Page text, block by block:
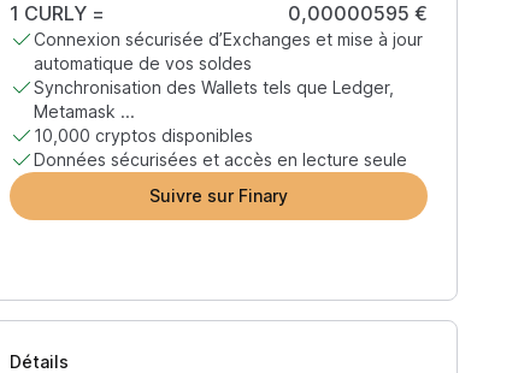
1 CURLY= 0,00000595 €
Connexion sécurisée d’Exchanges et mise à jour
automatique de vos soldes
Synchronisation des Wallets tels que Ledger,
Metamask ...
10,000 cryptos disponibles
Données sécurisées et accès en lecture seule
Suivre sur Finary
Détails